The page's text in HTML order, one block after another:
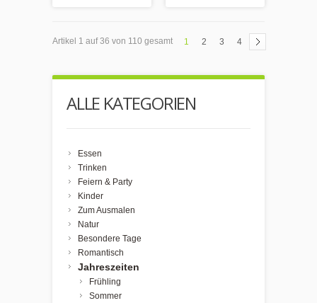
Artikel 1 auf 36 von 110 gesamt 1 2 3 4
ALLE KATEGORIEN
Essen
Trinken
Feiern & Party
Kinder
Zum Ausmalen
Natur
Besondere Tage
Romantisch
Jahreszeiten
Frühling
Sommer